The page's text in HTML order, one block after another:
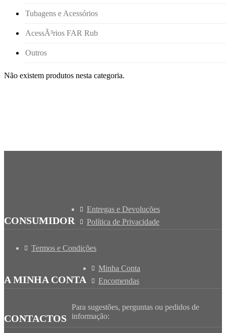
Tubagens e Acessórios
AcessÃ³rios FAR Rub
Outros
Não existem produtos nesta categoria.
CONSUMIDOR
Entregas e Devoluções
Política de Privacidade
Termos e Condições
A MINHA CONTA
Minha Conta
Encomendas
CONTACTOS
Para sugestões, perguntas ou pedidos de
informação: